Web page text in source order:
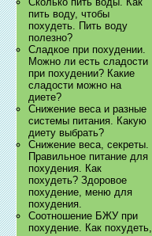
пить воду, чтобы
похудеть. Пить воду
полезно?
Сладкое при похудении.
Можно ли есть сладости
при похудении? Какие
сладости можно на
диете?
Снижение веса и разные
системы питания. Какую
диету выбрать?
Снижение веса, секреты.
Правильное питание для
похудения. Как
похудеть? Здоровое
похудение, меню для
похудения.
Соотношение БЖУ при
похудение. Как похудеть,